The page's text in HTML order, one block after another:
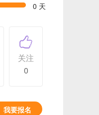
0 天
关注
0
我要报名